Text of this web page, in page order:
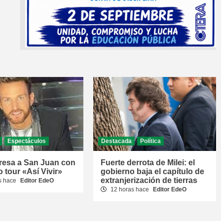
Espectáculos
a San Juan con
tour «Así Vivir»
hace Editor EdeO
Destacada Política
Fuerte derrota de Milei: el
gobierno baja el capítulo de
extranjerización de tierras
12 horas hace Editor EdeO